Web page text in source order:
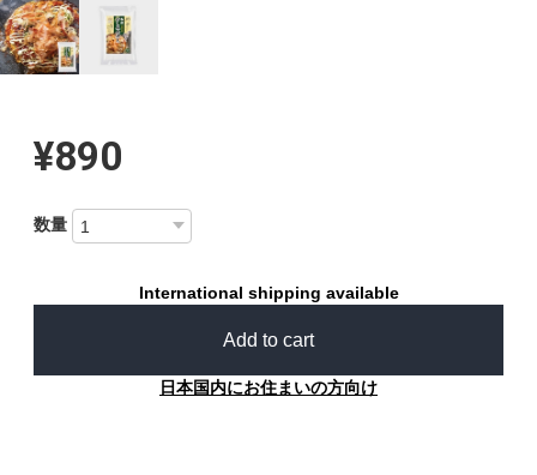
¥890
数量
International shipping available
Add to cart
日本国内にお住まいの方向け